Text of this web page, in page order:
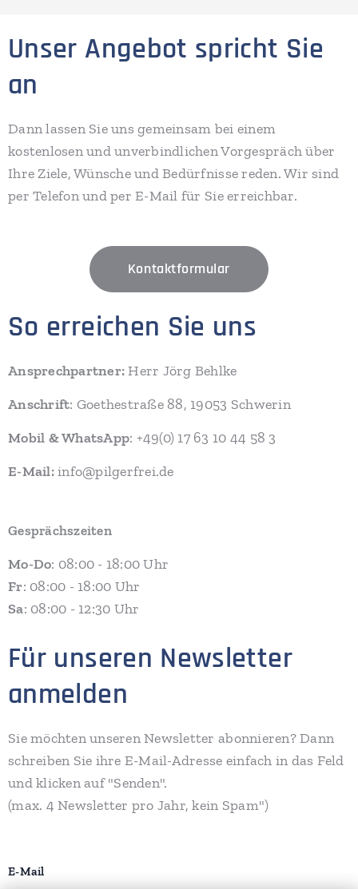
Unser Angebot spricht Sie
an
Dann lassen Sie uns gemeinsam bei einem
kostenlosen und unverbindlichen Vorgespräch über
Ihre Ziele, Wünsche und Bedürfnisse reden. Wir sind
per Telefon und per E-Mail für Sie erreichbar.
Kontaktformular
So erreichen Sie uns
Ansprechpartner:Herr Jörg Behlke
Anschrift: Goethestraße 88, 19053 Schwerin
Mobil & WhatsApp: +49(0) 17 63 10 44 58 3
E-Mail:info@pilgerfrei.de
Gesprächszeiten
Mo-Do: 08:00 - 18:00 Uhr
Fr: 08:00 - 18:00 Uhr
Sa: 08:00 - 12:30 Uhr
Für unseren Newsletter
anmelden
Sie möchten unseren Newsletter abonnieren? Dann
schreiben Sie ihre E-Mail-Adresse einfach in das Feld
und klicken auf "Senden".
(max. 4 Newsletter pro Jahr, kein Spam")
E-Mail